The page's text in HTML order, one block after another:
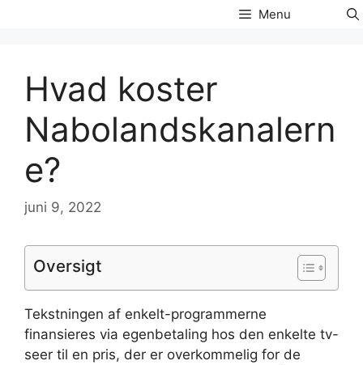
Menu
Hvad koster
Nabolandskanalern
e?
juni 9, 2022
Oversigt
Tekstningen af enkelt-programmerne
finansieres via egenbetaling hos den enkelte tv-
seer til en pris, der er overkommelig for de